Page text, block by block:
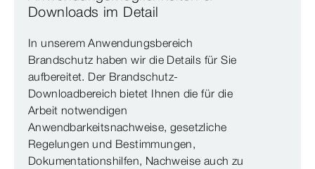
Downloads im Detail
In unserem Anwendungsbereich
Brandschutz haben wir die Details für Sie
aufbereitet. Der Brandschutz-
Downloadbereich bietet Ihnen die für die
Arbeit notwendigen
Anwendbarkeitsnachweise, gesetzliche
Regelungen und Bestimmungen,
Dokumentationshilfen, Nachweise auch zu